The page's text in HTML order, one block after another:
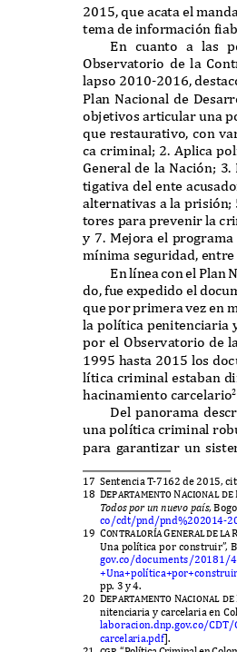
2015,que acata el
tema de información f
En cuanto a las
Observatorio de la C
lapso 2010-2016,destac
Plan Nacional de D
objetivos articular una
que restaurativo, con
ca criminal; 2. Aplica pol
General de la Nación; 3.
tigativa del ente
alternativas a la prisión;
tores para prevenir la
y 7. Mejora el
mínima seguridad, entre
Enlíneaconel Plan N
do,fue expedido el
que por primera vezen
la política penitenciaria
por el Observatorio de la
1995 hasta 2015 los
lítica criminal estaban
hacinamiento carcelario
Del panorama
una política criminal
para garantizar un
17 SentenciaT-7162de 2015, cit
18 DepartamentoNacional de
Todos por un nuevo país, B
co /cdt/pnd /pnd%202014-
19 ContraloríaGeneraldelaR
Una política por construir”, B
gov.co /documents /20181/
+Una+política+por+construir
pp. 3 y4.
20 Departamento Nacional de
nitenciaria y carcelaria en C
laboracion.dnp.gov.co/CDT/
carcelaria .pdf].